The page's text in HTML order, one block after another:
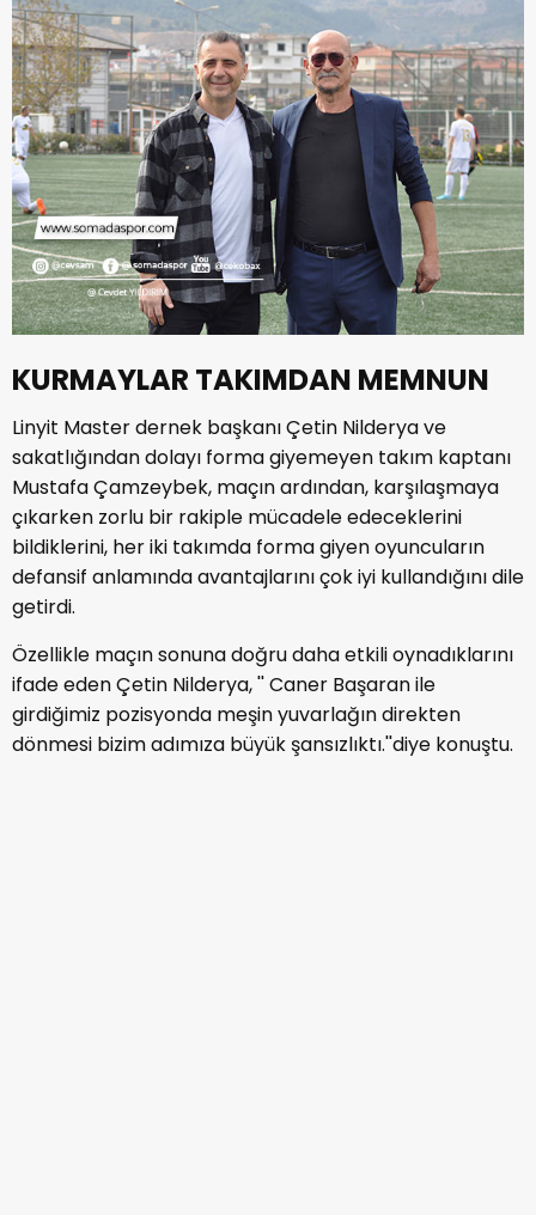
KURMAYLAR TAKIMDAN MEMNUN
Linyit Master dernek başkanı Çetin Nilderya ve
sakatlığından dolayı forma giyemeyen takım kaptanı
Mustafa Çamzeybek, maçın ardından, karşılaşmaya
çıkarken zorlu bir rakiple mücadele edeceklerini
bildiklerini, her iki takımda forma giyen oyuncuların
defansif anlamında avantajlarını çok iyi kullandığını dile
getirdi.
Özellikle maçın sonuna doğru daha etkili oynadıklarını
ifade eden Çetin Nilderya, '' Caner Başaran ile
girdiğimiz pozisyonda meşin yuvarlağın direkten
dönmesi bizim adımıza büyük şansızlıktı.''diye konuştu.